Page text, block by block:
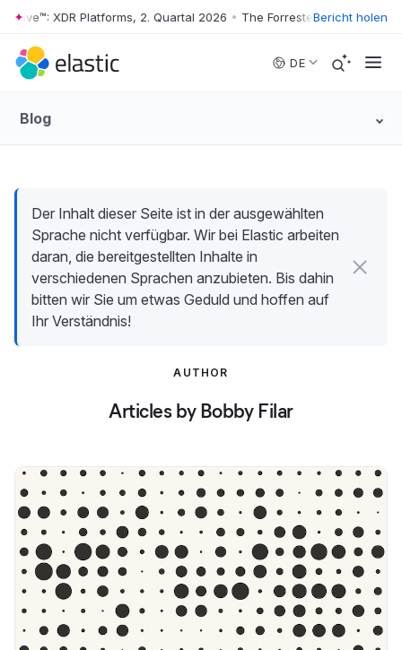
Skip to main content
XDR Platforms, 2. Quartal 2026 • The Forrester Wave™: XDR
Bericht holen
DE
Blog
Der Inhalt dieser Seite ist in der ausgewählten
Sprache nicht verfügbar. Wir bei Elastic arbeiten
daran, die bereitgestellten Inhalte in
verschiedenen Sprachen anzubieten. Bis dahin
bitten wir Sie um etwas Geduld und hoffen auf
Ihr Verständnis!
AUTHOR
Articles by Bobby Filar